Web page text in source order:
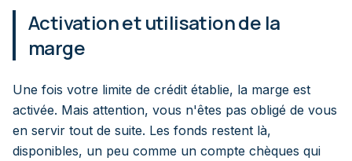
Activation et utilisation de la
marge
Une fois votre limite de crédit établie, la marge est
activée. Mais attention, vous n'êtes pas obligé de vous
en servir tout de suite. Les fonds restent là,
disponibles, un peu comme un compte chèques qui